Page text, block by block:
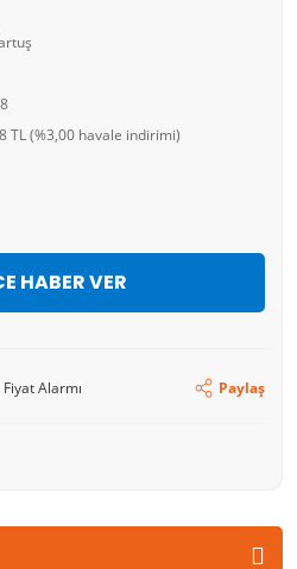
TL (%3,00 havale indirimi)
HABER VER
Fiyat Alarmı Paylaş